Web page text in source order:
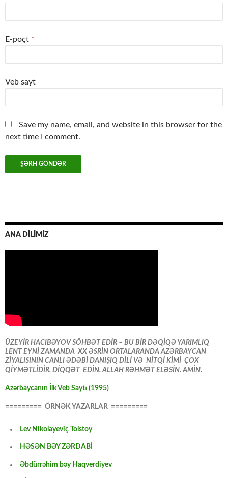
E-poçt *
Veb sayt
Save my name, email, and website in this browser for the
next time I comment.
ANA DİLİMİZ
ÜZEYİR HACIBƏYOV SÖHBƏT EDİR – BU BİR DƏQİQƏ YARIMLIQ
LENT EYNİ ZAMANDA XX ƏSRİN ORTALARANDA AZƏRBAYCAN
ZİYALISININ CANLI ƏDƏBİ DANIŞIQ DİLİ VƏ NİTQİ KİMİ ÇOX
QİYMƏTLİDİR. DİQQƏT EDİN. ALLAH RƏHMƏT ELƏSİN. AMİN.
Azərbaycanın İlk Veb Saytı (1995)
========= ÖRNƏK YAZARLAR =========
Lev Nikolayeviç Tolstoy
HƏSƏN BƏY ZƏRDABİ
Əbdürrəhim bəy Haqverdiyev